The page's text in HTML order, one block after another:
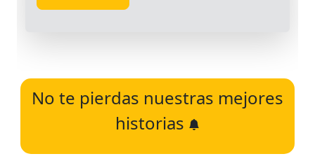
No te pierdas nuestras mejores
historias